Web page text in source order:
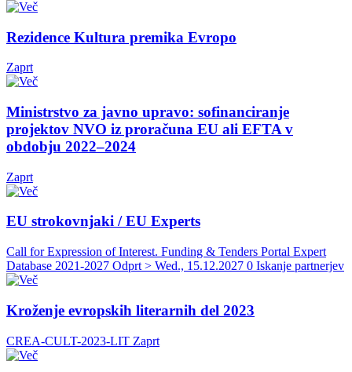
Rezidence Kultura premika Evropo
Zaprt
Ministrstvo za javno upravo: sofinanciranje
projektov NVO iz proračuna EU ali EFTA v
obdobju 2022–2024
Zaprt
EU strokovnjaki / EU Experts
Call for Expression of Interest. Funding & Tenders Portal Expert
Database 2021-2027 Odprt > Wed., 15.12.2027 0 Iskanje partnerjev
Kroženje evropskih literarnih del 2023
CREA-CULT-2023-LIT Zaprt